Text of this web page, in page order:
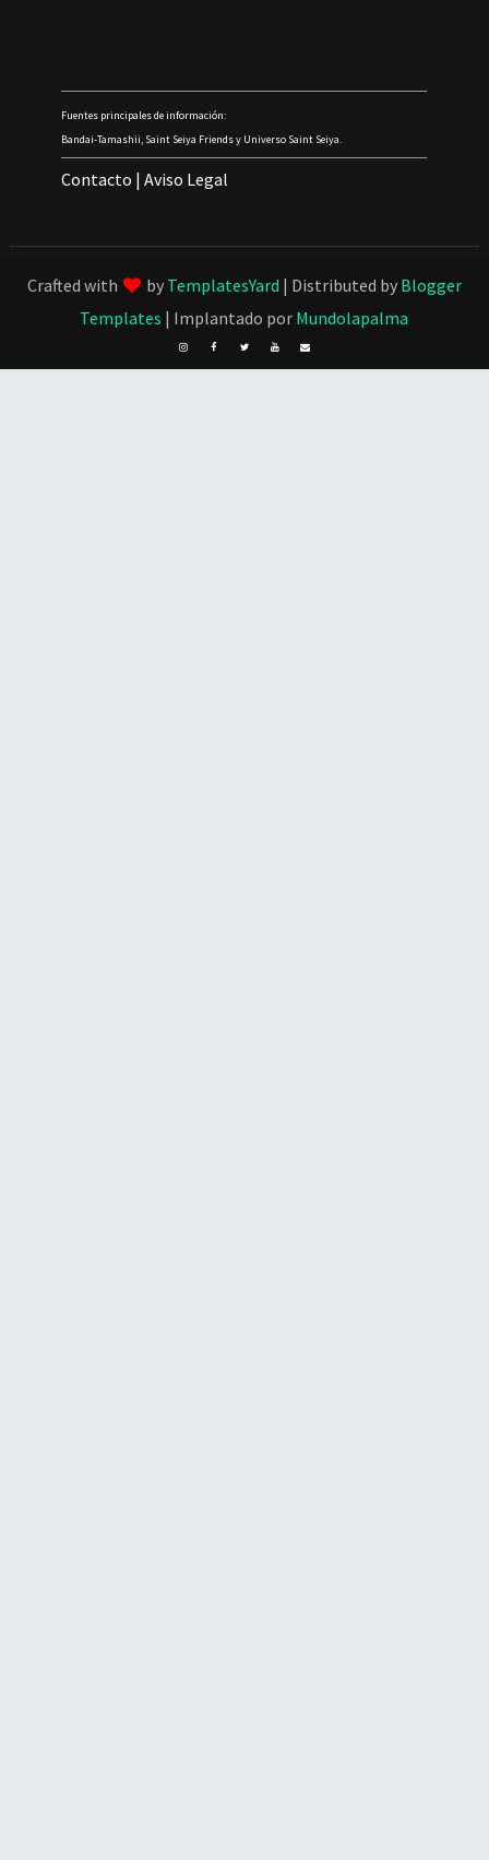
Fuentes principales de información:
Bandai-Tamashii, Saint Seiya Friends y Universo Saint Seiya.
Contacto |Aviso Legal
Crafted with by TemplatesYard | Distributed by Blogger
Templates | Implantado por Mundolapalma